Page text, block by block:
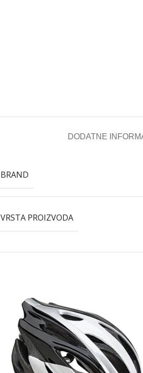
DODATNE
BRAND
VRSTA PROIZVODA